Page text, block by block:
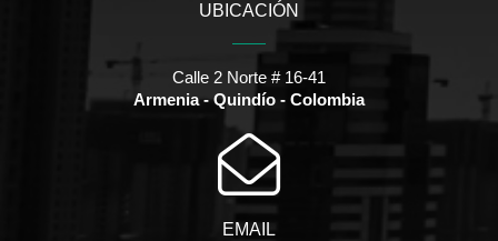
UBICACIÓN
Calle 2 Norte # 16-41
Armenia - Quindío - Colombia
EMAIL